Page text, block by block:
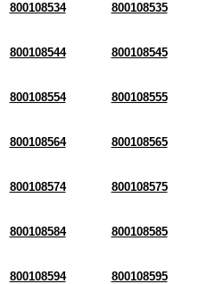
800108534 800108535
800108544 800108545
800108554 800108555
800108564 800108565
800108574 800108575
800108584 800108585
800108594 800108595